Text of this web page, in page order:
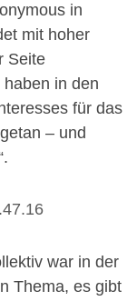
in
mit hoher
Seite
haben in den
für das
– und
war in der
Thema, es gibt